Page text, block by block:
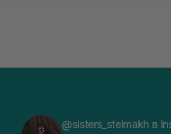
@sisters_stelmakh в